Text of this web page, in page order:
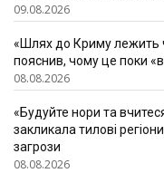
09.08.2026
«Шлях до Криму лежить
пояснив, чому це поки
08.08.2026
«Будуйте нори та
закликала тилові
загрози
08.08.2026